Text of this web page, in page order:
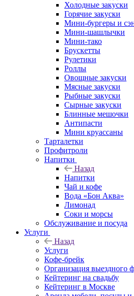
Холодные закуски
Горячие закуски
Мини-бургеры и
Мини-шашлычки
Мини-тако
Брускетты
Рулетики
Роллы
Овощные закуски
Мясные закуски
Рыбные закуски
Сырные закуски
Блинные мешочки
Антипасти
Мини круассаны
Тарталетки
Профитроли
Напитки
Назад
Напитки
Чай и кофе
Вода «Бон Аква»
Лимонад
Соки и морсы
Обслуживание и посуда
Услуги
Назад
Услуги
Кофе-брейк
Организация выездного
Кейтеринг на свадьбу
Кейтеринг в Москве